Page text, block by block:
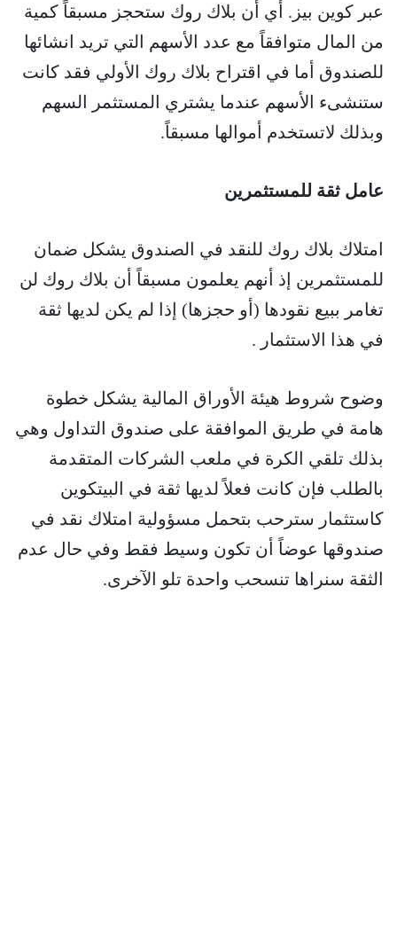
عبر كوين بيز. أي أن بلاك روك ستحجز مسبقاً كمية
من المال متوافقاً مع عدد الأسهم التي تريد انشائها
للصندوق أما في اقتراح بلاك روك الأولي فقد كانت
ستنشىء الأسهم عندما يشتري المستثمر السهم
وبذلك لاتستخدم أموالها مسبقاً.
عامل ثقة للمستثمرين
امتلاك بلاك روك للنقد في الصندوق يشكل ضمان
للمستثمرين إذ أنهم يعلمون مسبقاً أن بلاك روك لن
تغامر ببيع نقودها (أو حجزها) إذا لم يكن لديها ثقة
في هذا الاستثمار .
وضوح شروط هيئة الأوراق المالية يشكل خطوة
هامة في طريق الموافقة على صندوق التداول وهي
بذلك تلقي الكرة في ملعب الشركات المتقدمة
بالطلب فإن كانت فعلاً لديها ثقة في البيتكوين
كاستثمار سترحب بتحمل مسؤولية امتلاك نقد في
صندوقها عوضاً أن تكون وسيط فقط وفي حال عدم
الثقة سنراها تنسحب واحدة تلو الآخرى.